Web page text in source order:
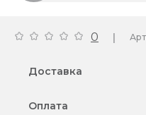
0 |
Доставка
Оплата